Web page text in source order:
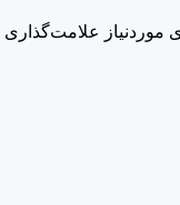
علامت‌گذاری